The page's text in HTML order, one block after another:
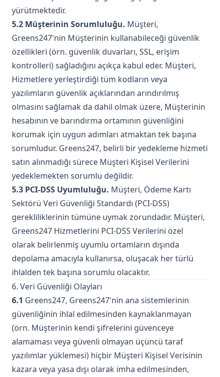
yürütmektedir.
5.2 Müşterinin Sorumluluğu. Müşteri,
Greens247'nin Müşterinin kullanabileceği güvenlik
özellikleri (örn. güvenlik duvarları, SSL, erişim
kontrolleri) sağladığını açıkça kabul eder. Müşteri,
Hizmetlere yerleştirdiği tüm kodların veya
yazılımların güvenlik açıklarından arındırılmış
olmasını sağlamak da dahil olmak üzere, Müşterinin
hesabının ve barındırma ortamının güvenliğini
korumak için uygun adımları atmaktan tek başına
sorumludur. Greens247, belirli bir yedekleme hizmeti
satın alınmadığı sürece Müşteri Kişisel Verilerini
yedeklemekten sorumlu değildir.
5.3 PCI-DSS Uyumluluğu. Müşteri, Ödeme Kartı
Sektörü Veri Güvenliği Standardı (PCI-DSS)
gerekliliklerinin tümüne uymak zorundadır. Müşteri,
Greens247 Hizmetlerini PCI-DSS Verilerini özel
olarak belirlenmiş uyumlu ortamların dışında
depolama amacıyla kullanırsa, oluşacak her türlü
ihlalden tek başına sorumlu olacaktır.
6. Veri Güvenliği Olayları
6.1 Greens247, Greens247'nin ana sistemlerinin
güvenliğinin ihlal edilmesinden kaynaklanmayan
(örn. Müşterinin kendi şifrelerini güvenceye
alamaması veya güvenli olmayan üçüncü taraf
yazılımlar yüklemesi) hiçbir Müşteri Kişisel Verisinin
kazara veya yasa dışı olarak imha edilmesinden,